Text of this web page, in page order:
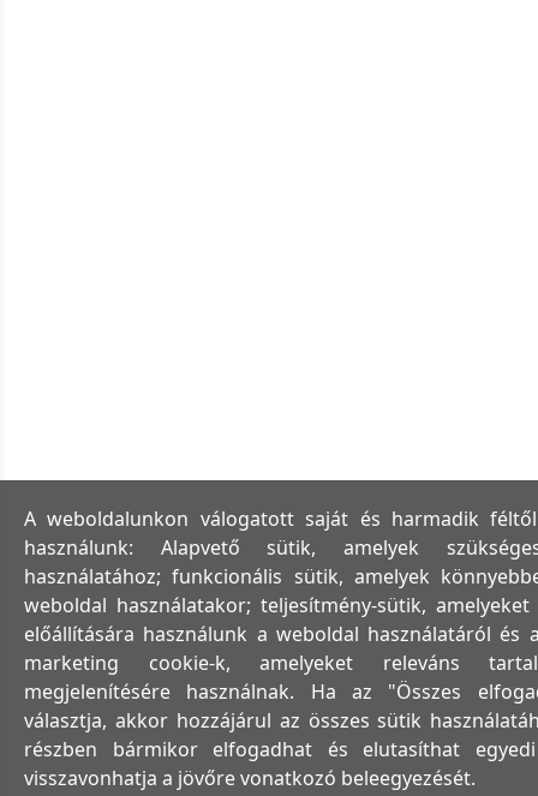
A weboldalunkon válogatott saját és harmadik
használunk: Alapvető sütik, amelyek
használatához; funkcionális sütik, amelyek
weboldal használatakor; teljesítmény-sütik,
előállítására használunk a weboldal használatáról és
marketing cookie-k, amelyeket releváns
megjelenítésére használnak. Ha az "Összes
választja, akkor hozzájárul az összes sütik
részben bármikor elfogadhat és elutasíthat
visszavonhatja a jövőre vonatkozó beleegyezését.